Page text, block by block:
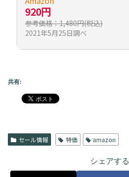
920円
参考価格：1,480円(税込)
2021年5月25日調べ
共有:
セール情報 特価 amazon
シェアする